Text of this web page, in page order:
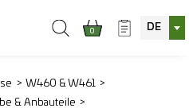
0 DE
W460 & W461
& Anbauteile